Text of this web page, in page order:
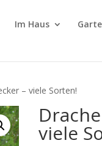
Im Haus
– viele Sorten!
viele